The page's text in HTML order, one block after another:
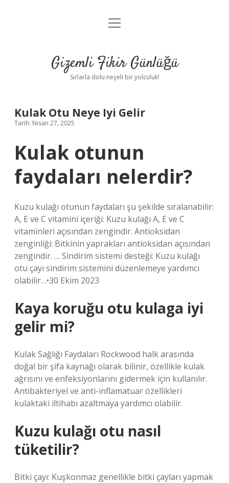
Anasayfa
Yasal Uyarı
menüyü
Gizemli Fikir Günlüğü
Sırlarla dolu neşeli bir yolculuk!
Kulak Otu Neye Iyi Gelir
Tarih: Nisan 27, 2025
Kulak otunun
faydaları nelerdir?
Kuzu kulağı otunun faydaları şu şekilde sıralanabilir:
A, E ve C vitamini içeriği: Kuzu kulağı A, E ve C
vitaminleri açısından zengindir. Antioksidan
zenginliği: Bitkinin yaprakları antioksidan açısından
zengindir. … Sindirim sistemi desteği: Kuzu kulağı
otu çayı sindirim sistemini düzenlemeye yardımcı
olabilir…•30 Ekim 2023
Kaya koruğu otu kulaga iyi
gelir mi?
Kulak Sağlığı Faydaları Rockwood halk arasında
doğal bir şifa kaynağı olarak bilinir, özellikle kulak
ağrısını ve enfeksiyonlarını gidermek için kullanılır.
Antibakteriyel ve anti-inflamatuar özellikleri
kulaktaki iltihabı azaltmaya yardımcı olabilir.
Kuzu kulağı otu nasıl
tüketilir?
Bitki çayı: Kuşkonmaz genellikle bitki çayları yapmak